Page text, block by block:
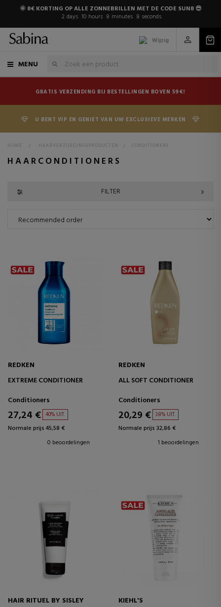
🌞 8€ KORTING OP ALLE ZONNEBRILLEN MET DE CODE SUN8 😎
2 days 10 hours 8 minutes 6 seconds
Wijzig
MENU
GRATIS VERZENDING BIJ BESTELLINGEN BOVEN 59€!
U BENT VIP EN GENIET VAN UW EXCLUSIEVE MERKEN
HOME > HAARVERZORGINGSPRODUCTEN > CONDITIONERS
HAARCONDITIONERS
FILTER
REDKEN
EXTREME CONDITIONER
Conditioners
27,24 € 40% UIT.
Normale prijs 45,58 €
0 beoordelingen
REDKEN
ALL SOFT CONDITIONER
Conditioners
20,29 € 38% UIT.
Normale prijs 32,86 €
1 beoordelingen
HAIR RITUEL BY SISLEY
KIEHL'S